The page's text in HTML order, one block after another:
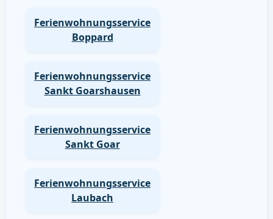
Ferienwohnungsservice
Boppard
Ferienwohnungsservice
Sankt Goarshausen
Ferienwohnungsservice
Sankt Goar
Ferienwohnungsservice
Laubach